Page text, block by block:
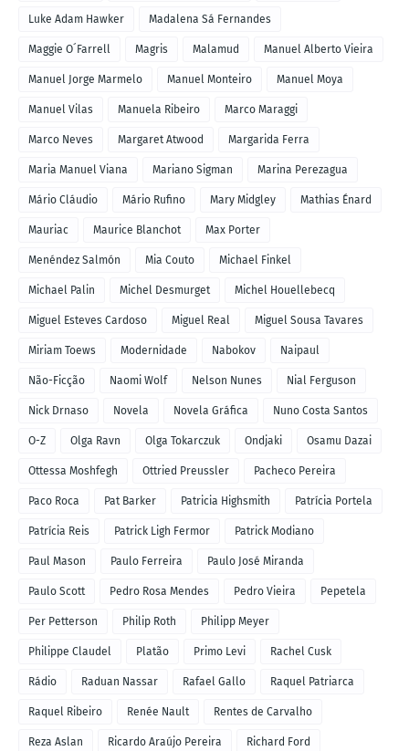
Luke Adam Hawker Madalena Sá Fernandes
Maggie O´Farrell Magris Malamud Manuel Alberto Vieira
Manuel Jorge Marmelo Manuel Monteiro Manuel Moya
Manuel Vilas Manuela Ribeiro Marco Maraggi
Marco Neves Margaret Atwood Margarida Ferra
Maria Manuel Viana Mariano Sigman Marina Perezagua
Mário Cláudio Mário Rufino Mary Midgley Mathias Énard
Mauriac Maurice Blanchot Max Porter
Menéndez Salmón Mia Couto Michael Finkel
Michael Palin Michel Desmurget Michel Houellebecq
Miguel Esteves Cardoso Miguel Real Miguel Sousa Tavares
Miriam Toews Modernidade Nabokov Naipaul
Não-Ficção Naomi Wolf Nelson Nunes Nial Ferguson
Nick Drnaso Novela Novela Gráfica Nuno Costa Santos
O-Z Olga Ravn Olga Tokarczuk Ondjaki Osamu Dazai
Ottessa Moshfegh Ottried Preussler Pacheco Pereira
Paco Roca Pat Barker Patricia Highsmith Patrícia Portela
Patrícia Reis Patrick Ligh Fermor Patrick Modiano
Paul Mason Paulo Ferreira Paulo José Miranda
Paulo Scott Pedro Rosa Mendes Pedro Vieira Pepetela
Per Petterson Philip Roth Philipp Meyer
Philippe Claudel Platão Primo Levi Rachel Cusk
Rádio Raduan Nassar Rafael Gallo Raquel Patriarca
Raquel Ribeiro Renée Nault Rentes de Carvalho
Reza Aslan Ricardo Araújo Pereira Richard Ford